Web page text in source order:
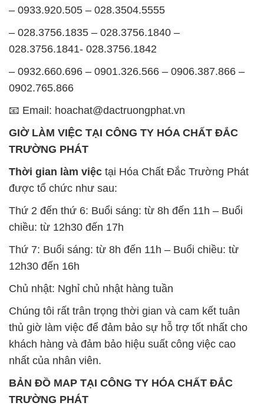
– 0933.920.505 – 028.3504.5555
– 028.3756.1835 – 028.3756.1840 –
028.3756.1841- 028.3756.1842
– 0932.660.696 – 0901.326.566 – 0906.387.866 –
0902.765.866
📧 Email: hoachat@dactruongphat.vn
GIỜ LÀM VIỆC TẠI CÔNG TY HÓA CHẤT ĐẮC
TRƯỜNG PHÁT
Thời gian làm việc tại Hóa Chất Đắc Trường Phát
được tổ chức như sau:
Thứ 2 đến thứ 6: Buổi sáng: từ 8h đến 11h – Buổi
chiều: từ 12h30 đến 17h
Thứ 7: Buổi sáng: từ 8h đến 11h – Buổi chiều: từ
12h30 đến 16h
Chủ nhật: Nghỉ chủ nhật hàng tuần
Chúng tôi rất trân trọng thời gian và cam kết tuân
thủ giờ làm việc để đảm bảo sự hỗ trợ tốt nhất cho
khách hàng và đảm bảo hiệu suất công việc cao
nhất của nhân viên.
BẢN ĐỒ MAP TẠI CÔNG TY HÓA CHẤT ĐẮC
TRƯỜNG PHÁT